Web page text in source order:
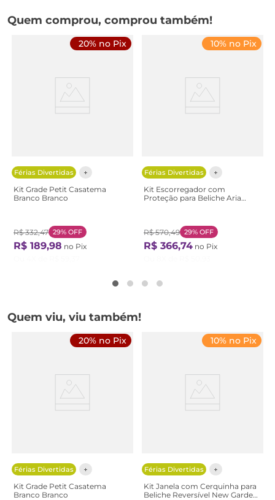
Quem comprou, comprou também!
Férias Divertidas
20% no Pix
Kit Grade Petit Casatema
Branco Branco
R$ 332,47 29% OFF
R$ 189,98 no Pix
Férias Divertidas
10% no Pix
Kit Escorregador com
Proteção para Beliche Aria
R$ 570,49 29% OFF
R$ 366,74 no Pix
Quem viu, viu também!
Férias Divertidas
20% no Pix
Kit Grade Petit Casatema
Branco Branco
Férias Divertidas
10% no Pix
Kit Janela com Cerquinha para
Beliche Reversível New Garden